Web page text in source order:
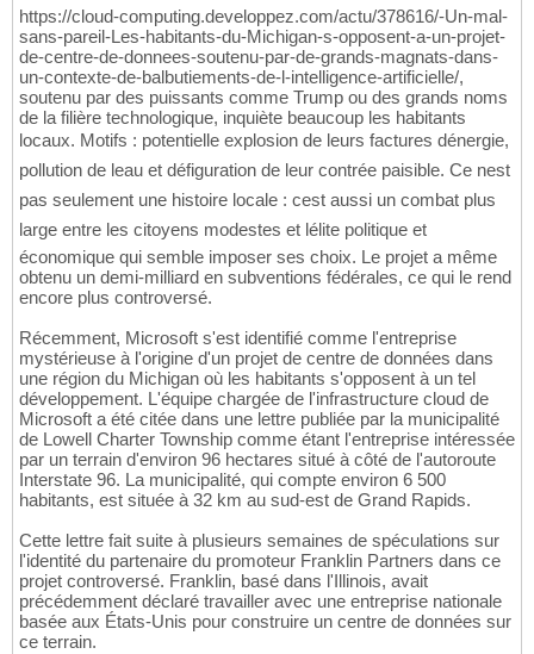
https://cloud-computing.developpez.com/actu/378616/-Un-mal-
sans-pareil-Les-habitants-du-Michigan-s-opposent-a-un-projet-
de-centre-de-donnees-soutenu-par-de-grands-magnats-dans-
un-contexte-de-balbutiements-de-l-intelligence-artificielle/,
soutenu par des puissants comme Trump ou des grands noms
de la filière technologique, inquiète beaucoup les habitants
locaux. Motifs : potentielle explosion de leurs factures dénergie,
pollution de leau et défiguration de leur contrée paisible. Ce nest
pas seulement une histoire locale : cest aussi un combat plus
large entre les citoyens modestes et lélite politique et
économique qui semble imposer ses choix. Le projet a même
obtenu un demi-milliard en subventions fédérales, ce qui le rend
encore plus controversé.
Récemment, Microsoft s'est identifié comme l'entreprise
mystérieuse à l'origine d'un projet de centre de données dans
une région du Michigan où les habitants s'opposent à un tel
développement. L'équipe chargée de l'infrastructure cloud de
Microsoft a été citée dans une lettre publiée par la municipalité
de Lowell Charter Township comme étant l'entreprise intéressée
par un terrain d'environ 96 hectares situé à côté de l'autoroute
Interstate 96. La municipalité, qui compte environ 6 500
habitants, est située à 32 km au sud-est de Grand Rapids.
Cette lettre fait suite à plusieurs semaines de spéculations sur
l'identité du partenaire du promoteur Franklin Partners dans ce
projet controversé. Franklin, basé dans l'Illinois, avait
précédemment déclaré travailler avec une entreprise nationale
basée aux États-Unis pour construire un centre de données sur
ce terrain.